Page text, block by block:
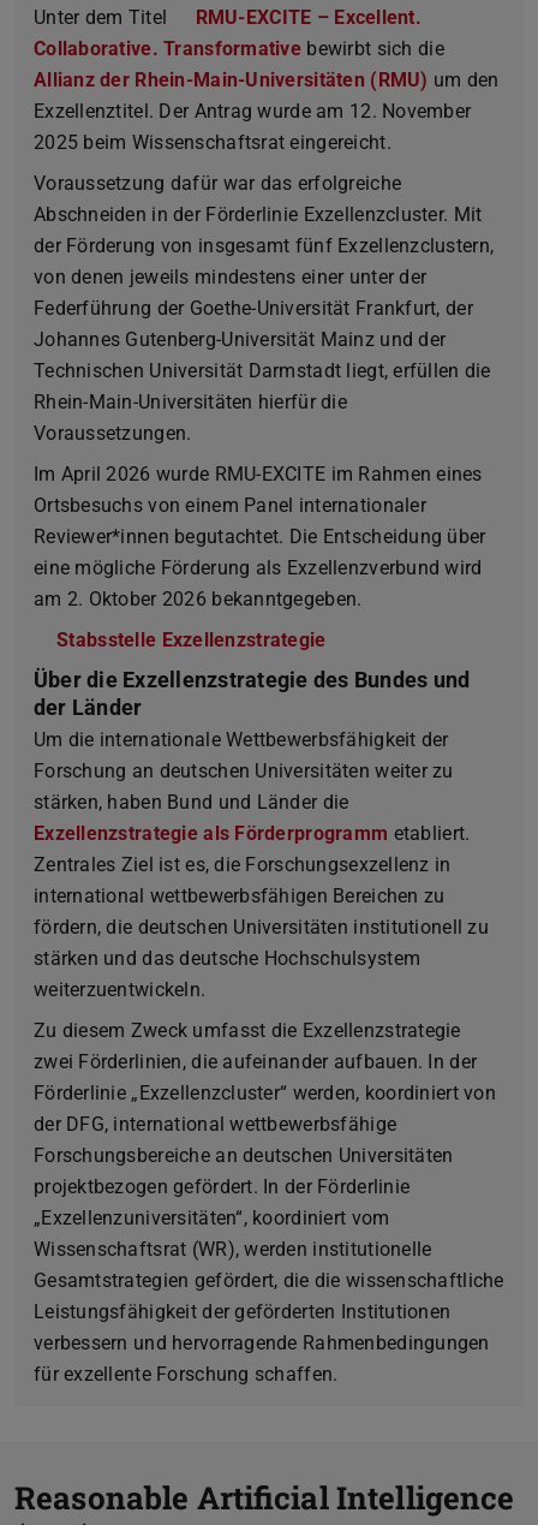
Unter dem Titel
RMU-EXCITE – Excellent.
Collaborative. Transformative bewirbt sich die
Allianz der Rhein-Main-Universitäten (RMU) um den
Exzellenztitel. Der Antrag wurde am 12. November
2025 beim Wissenschaftsrat eingereicht.
Voraussetzung dafür war das erfolgreiche
Abschneiden in der Förderlinie Exzellenzcluster. Mit
der Förderung von insgesamt fünf Exzellenzclustern,
von denen jeweils mindestens einer unter der
Federführung der Goethe-Universität Frankfurt, der
Johannes Gutenberg-Universität Mainz und der
Technischen Universität Darmstadt liegt, erfüllen die
Rhein-Main-Universitäten hierfür die
Voraussetzungen.
Im April 2026 wurde RMU-EXCITE im Rahmen eines
Ortsbesuchs von einem Panel internationaler
Reviewer*innen begutachtet. Die Entscheidung über
eine mögliche Förderung als Exzellenzverbund wird
am 2. Oktober 2026 bekanntgegeben.
Stabsstelle Exzellenzstrategie
Über die Exzellenzstrategie des Bundes und
der Länder
Um die internationale Wettbewerbsfähigkeit der
Forschung an deutschen Universitäten weiter zu
stärken, haben Bund und Länder die
Exzellenzstrategie als Förderprogramm etabliert.
Zentrales Ziel ist es, die Forschungsexzellenz in
international wettbewerbsfähigen Bereichen zu
fördern, die deutschen Universitäten institutionell zu
stärken und das deutsche Hochschulsystem
weiterzuentwickeln.
Zu diesem Zweck umfasst die Exzellenzstrategie
zwei Förderlinien, die aufeinander aufbauen. In der
Förderlinie „Exzellenzcluster“ werden, koordiniert von
der DFG, international wettbewerbsfähige
Forschungsbereiche an deutschen Universitäten
projektbezogen gefördert. In der Förderlinie
„Exzellenzuniversitäten“, koordiniert vom
Wissenschaftsrat (WR), werden institutionelle
Gesamtstrategien gefördert, die die wissenschaftliche
Leistungsfähigkeit der geförderten Institutionen
verbessern und hervorragende Rahmenbedingungen
für exzellente Forschung schaffen.
Reasonable Artificial Intelligence